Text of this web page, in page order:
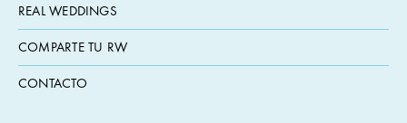
REAL WEDDINGS
COMPARTE TU RW
CONTACTO